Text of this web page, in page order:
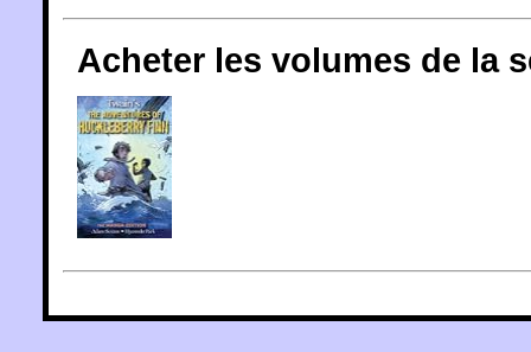
Acheter les volumes de la